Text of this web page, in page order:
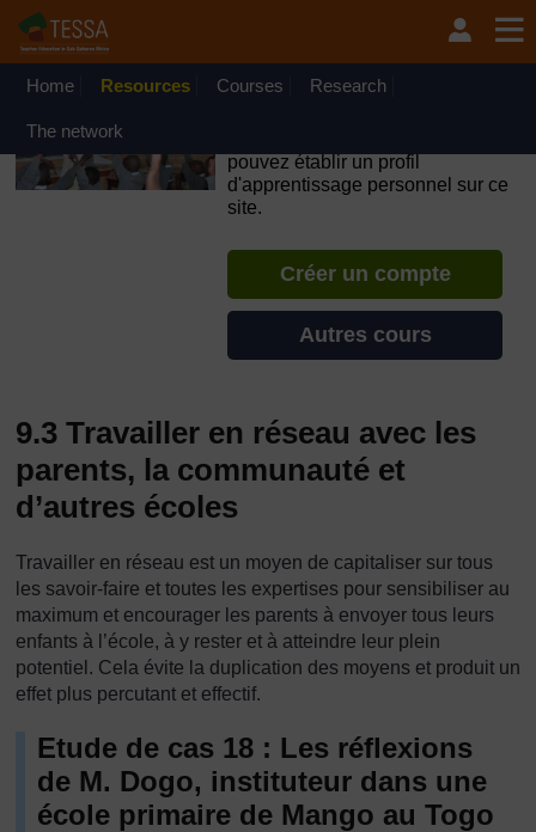
Passer au contenu principal
OpenLearn Create will be unavailable on Wednesday 12
August 2026 from 8am to 10.30am (GMT) due to routine
Home Resources Courses Research
The network
pouvez établir un profil
d'apprentissage personnel sur ce
site.
Créer un compte
Autres cours
9.3 Travailler en réseau avec les
parents, la communauté et
d’autres écoles
Travailler en réseau est un moyen de capitaliser sur tous
les savoir-faire et toutes les expertises pour sensibiliser au
maximum et encourager les parents à envoyer tous leurs
enfants à l’école, à y rester et à atteindre leur plein
potentiel. Cela évite la duplication des moyens et produit un
effet plus percutant et effectif.
Etude de cas 18 : Les réflexions
de M. Dogo, instituteur dans une
école primaire de Mango au Togo